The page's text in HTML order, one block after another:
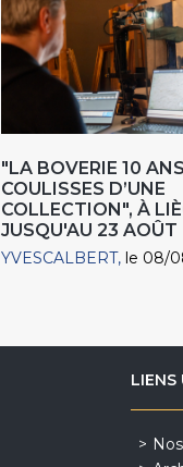
"LA BOVERIE 10
COULISSES D’UNE
COLLECTION", À
JUSQU'AU 23 AOÛT
YVESCALBERT le 08/
LIENS